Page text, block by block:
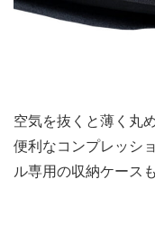
空気を抜くと薄く丸
便利なコンプレッシ
ル専用の収納ケース